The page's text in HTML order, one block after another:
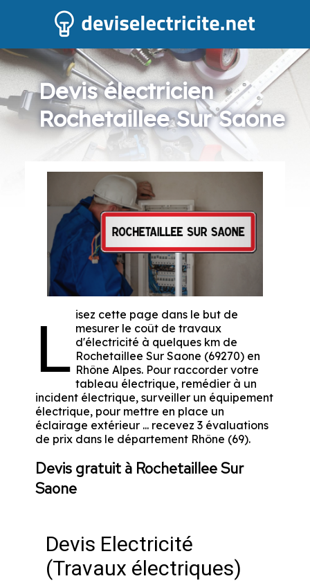
Devis électricien
Rochetaillee Sur Saone
L isez cette page dans le but de
mesurer le coût de travaux
d'électricité à quelques km de
Rochetaillee Sur Saone (69270) en
Rhône Alpes. Pour raccorder votre
tableau électrique, remédier à un
incident électrique, surveiller un équipement
électrique, pour mettre en place un
éclairage extérieur ... recevez 3 évaluations
de prix dans le département Rhône (69).
Devis gratuit à Rochetaillee Sur
Saone
Devis Electricité
(Travaux électriques)